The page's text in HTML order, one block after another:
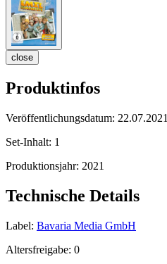
close
Produktinfos
Veröffentlichungsdatum: 22.07.2021
Set-Inhalt: 1
Produktionsjahr: 2021
Technische Details
Label: Bavaria Media GmbH
Altersfreigabe: 0